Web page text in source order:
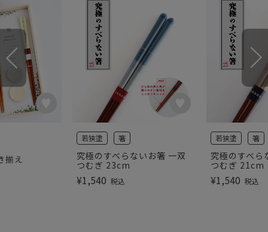
揃え
究極のすべらないお箸 一双
つむぎ 23cm
若狭塗 箸
¥1,540 税込
究極のすべら
つむぎ 21cm
若狭塗 箸
¥1,540 税込